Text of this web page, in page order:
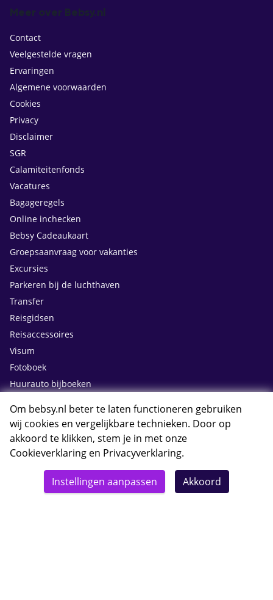
Meer over Bebsy.nl
Contact
Veelgestelde vragen
Ervaringen
Algemene voorwaarden
Cookies
Privacy
Disclaimer
SGR
Calamiteitenfonds
Vacatures
Bagageregels
Online inchecken
Bebsy Cadeaukaart
Groepsaanvraag voor vakanties
Excursies
Parkeren bij de luchthaven
Transfer
Reisgidsen
Reisaccessoires
Visum
Fotoboek
Huurauto bijboeken
Contact
Om bebsy.nl beter te laten functioneren gebruiken
wij cookies en vergelijkbare technieken. Door op
akkoord te klikken, stem je in met onze
Cookieverklaring en Privacyverklaring.
Instellingen aanpassen Akkoord